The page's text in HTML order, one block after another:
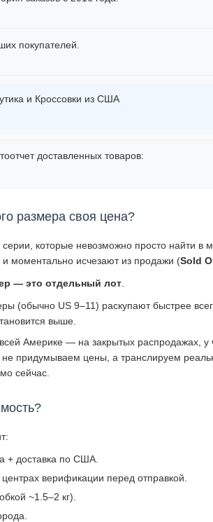
покупателей.
и Кроссовки из США
доставленных товаров:
размера своя цена?
которые невозможно просто найти в
моментально исчезают из продажи (Sold
— это отдельный лот
(обычно US 9–11) раскупают быстрее
выше.
Америке — на закрытых распродажах, у
придумываем цены, а транслируем
сейчас.
+ доставка по США.
центрах верификации перед отправкой.
~1.5–2 кг).